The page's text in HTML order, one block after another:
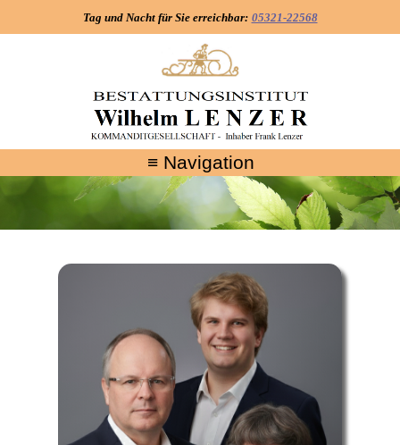
Tag und Nacht für Sie erreichbar: 05321-22568
≡ Navigation